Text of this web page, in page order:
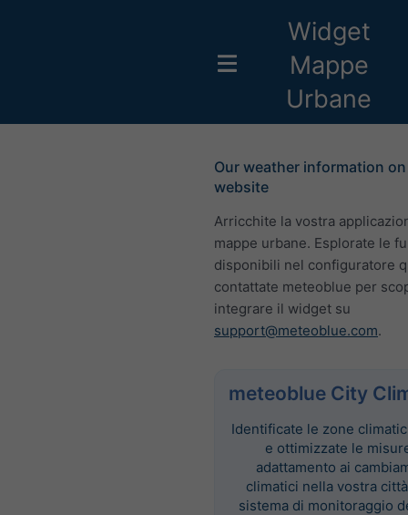
Widget
Mappe
Urbane
Our weather information
website
Arricchite la vostra
mappe urbane. Esplorate le
disponibili nel configuratore
contattate meteoblue per
integrare il widget su
support@meteoblue.com.
meteoblue City
Identificate le zone
e ottimizzate le
adattamento ai
climatici nella vostra
sistema di monitoraggio